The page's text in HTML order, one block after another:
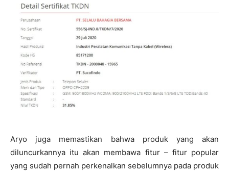
Aryo juga memastikan bahwa produk yang akan
diluncurkannya itu akan membawa fitur – fitur popular
yang sudah pernah perkenalkan sebelumnya pada produk